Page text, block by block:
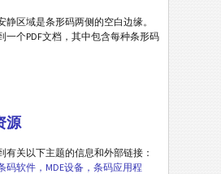
静区域是条形码两侧的空白边缘。
一个PDF文档，其中包含每种条形码
源
有关以下主题的信息和外部链接：
码软件，MDE设备，条码应用程